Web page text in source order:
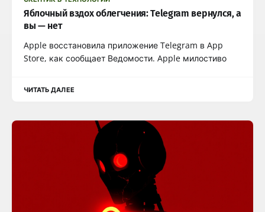
Яблочный вздох облегчения: Telegram вернулся, а
вы — нет
Apple восстановила приложение Telegram в App
Store, как сообщает Ведомости. Apple милостиво
ЧИТАТЬ ДАЛЕЕ